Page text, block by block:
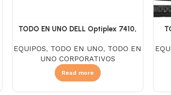
TODO EN UNO DELL Optiplex 7410,
DDR4 8GB, NO DVD, Pantalla 23.8″
FHD, Windows 11 Pro, Black
EQUIPOS, TODO EN UNO, TODO EN
UNO CORPORATIVOS
Read more